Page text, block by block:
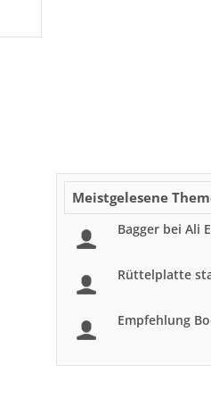
Meistgelesene
Bagger bei Ali
Rüttelplatte
Empfehlung